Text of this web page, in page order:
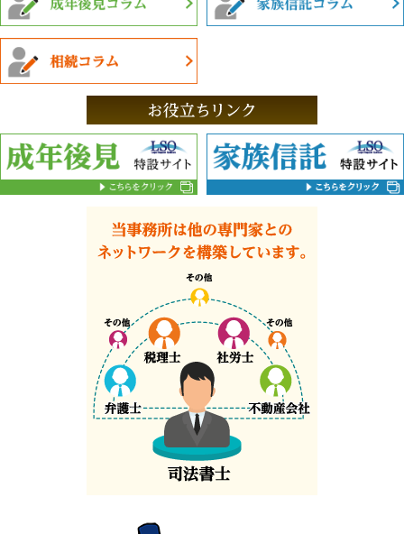
どから選択できます。ブラウザごとに設定方法が異なり
ますので、クッキーに関する設定方法はお使いのブラウ
ザの「ヘルプ」メニューでご確認ください。
なお、すべてのクッキーを拒否する設定を選択されます
と、認証が必要なサービスを受けられなくなる等、イン
ターネット上の各種サービスの利用上、制約を受ける場
合がありますのでご注意ください。
行動ターゲティング広告のオプトアウトについて
グーグル株式会社、ヤフー株式会社が提供する行動ター
ゲティング広告サービスを利用しています。
このサービスを無効にしたい場合には、下記のオプトア
ウト設定ページにアクセスし、手順に従って操作してく
グーグル株式会社のオプトアウト
https://support.google.com/ads/answer/2662922?hl=ja
ヤフー株式会社のオプトアウト
http://btoptout.yahoo.co.jp/optout/preferences.html
当事務所は、当事務所サイトの業務状況を見るために当